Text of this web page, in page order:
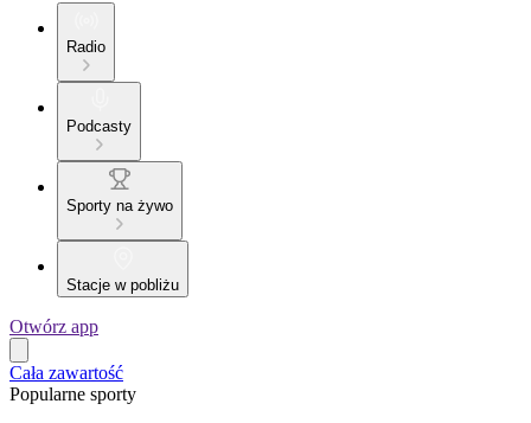
Radio
Podcasty
Sporty na żywo
Stacje w pobliżu
Otwórz app
Cała zawartość
Popularne sporty